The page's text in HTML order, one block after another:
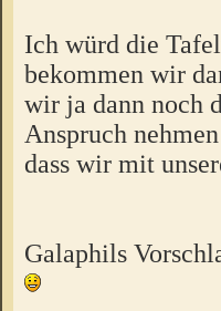
Ich würd die
bekommen wir
wir ja dann noch
Anspruch
dass wir mit
Galaphils